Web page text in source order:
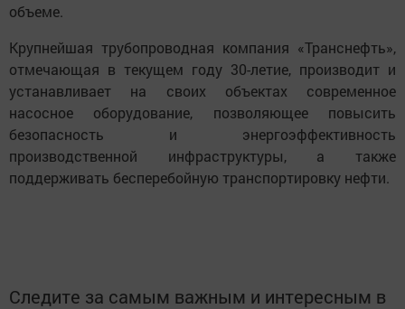
объеме.
Крупнейшая трубопроводная компания «Транснефть»,
отмечающая в текущем году 30-летие, производит и
устанавливает на своих объектах современное
насосное оборудование, позволяющее повысить
безопасность и энергоэффективность
производственной инфраструктуры, а также
поддерживать бесперебойную транспортировку нефти.
Следите за самым важным и интересным в